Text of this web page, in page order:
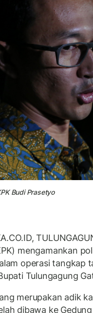
Budi Prasetyo
mengamankan
operasi tangkap
Tulungagung
merupakan adik
dibawa ke